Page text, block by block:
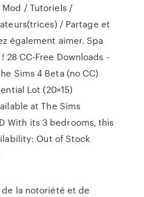
Mod / Tutoriels /
/ Partage et
également aimer. Spa
28 CC-Free Downloads -
Sims 4 Beta (no CC)
Lot (20×15)
at The Sims
With its 3 bedrooms, this
Out of Stock
la notoriété et de